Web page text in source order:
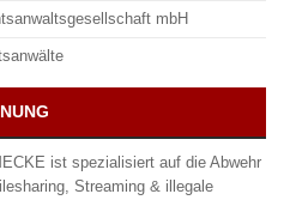
mbH
ist spezialisiert auf die Abwehr
Streaming & illegale